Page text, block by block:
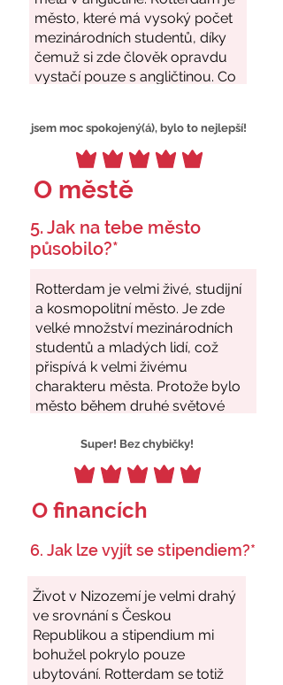
jsem moc spokojený(á), bylo to nejlepší!
O městě
5. Jak na tebe město
působilo?*
Super! Bez chybičky!
O financích
6. Jak lze vyjít se stipendiem?*